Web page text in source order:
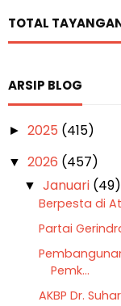
TOTAL
ARSIP BLOG
► 2025 (415)
▼ 2026 (457)
▼Januari (49)
Berpesta di
Partai
Pemk...
AKBP Dr.